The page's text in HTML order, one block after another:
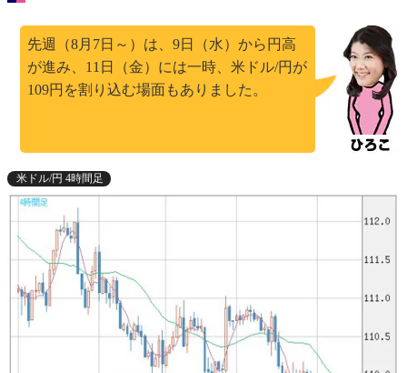
先週（8月7日～）は、9日（水）から円高
が進み、11日（金）には一時、米ドル/円が
109円を割り込む場面もありました。
米ドル/円 4時間足